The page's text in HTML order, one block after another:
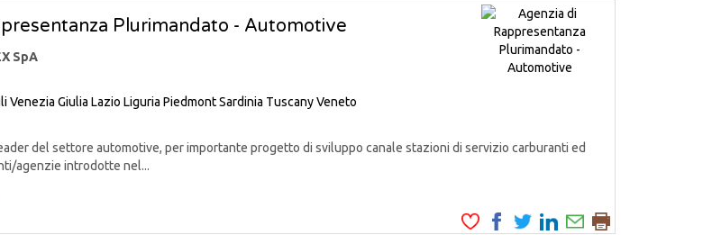
Plurimandato - Automotive
SpA
Venezia Giulia Lazio Liguria PiedmontSardinia TuscanyVeneto
del settore automotive, per importante progetto di sviluppo canale stazioni di servizio carburanti ed
agenzie introdotte nel...